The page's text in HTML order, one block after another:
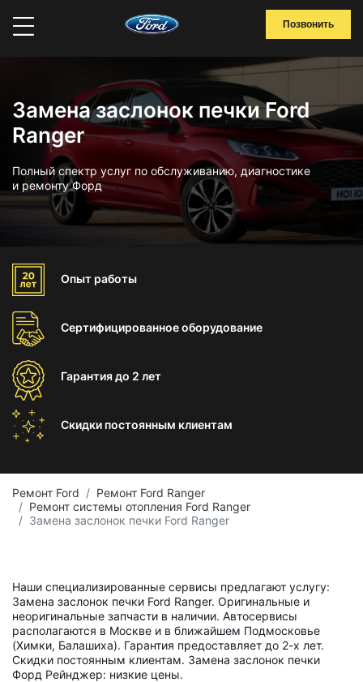
Позвонить
Замена заслонок печки Ford
Ranger
Полный спектр услуг по обслуживанию, диагностике
и ремонту Форд
Опыт работы
Сертифицированноеоборудование
Гарантиядо 2 лет
Скидки постоянным клиентам
Ремонт Ford
Ремонт Ford Ranger
Ремонт системы отопления Ford Ranger
Замена заслонок печки Ford Ranger
Наши специализированные сервисы предлагают услугу:
Замена заслонок печки Ford Ranger. Оригинальные и
неоригинальные запчасти в наличии. Автосервисы
располагаются в Москве и в ближайшем Подмосковье
(Химки, Балашиха). Гарантия предоставляет до 2-х лет.
Скидки постоянным клиентам. Замена заслонок печки
Форд Рейнджер: низкие цены.